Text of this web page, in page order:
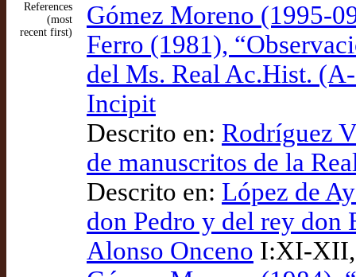
References
(most
recent first)
Gómez Moreno (1995-
Ferro (1981),
del Ms. Real Ac.Hist.
Incipit
Descrito en: Rodríguez
de manuscritos de la
Descrito en: López de
don Pedro y del rey don
Alonso Onceno I:XI-